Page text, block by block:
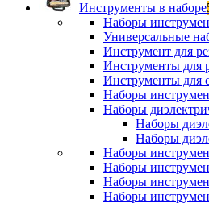
Инструменты в наборе
Наборы
Универсальные
Инструмент для
Инструменты для
Инструменты для
Наборы
Наборы
Наборы
Наборы
Наборы
Наборы
Наборы
Наборы